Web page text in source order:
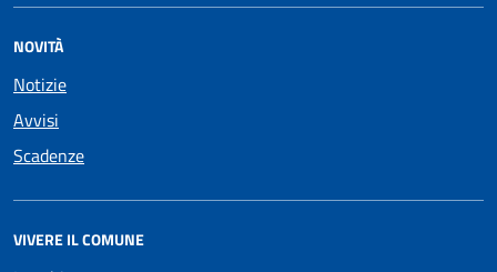
NOVITÀ
Notizie
Avvisi
Scadenze
VIVERE IL COMUNE